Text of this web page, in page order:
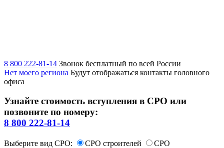
8 800 222-81-14 Звонок бесплатный по всей России
Нет моего региона Будут отображаться контакты головного
офиса
Узнайте стоимость вступления в СРО или
позвоните по номеру:
8 800 222-81-14
Выберите вид СРО: СРО строителей
СРО